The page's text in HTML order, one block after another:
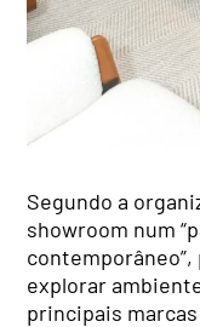
Segundo a
showroom num
explorar
principais